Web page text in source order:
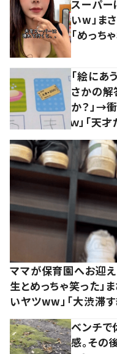
スーパー
いw」ま
「めっち
「絵にあ
さかの解
か？」→
ｗ」「天
ママが保育園へお迎
生とめっちゃ笑った」
いヤツww」「大渋滞す
ベンチ
感。その